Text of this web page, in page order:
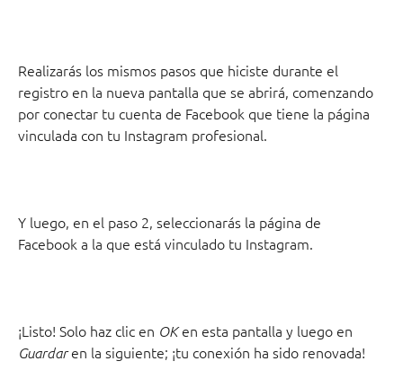
Realizarás los mismos pasos que hiciste durante el
registro en la nueva pantalla que se abrirá, comenzando
por conectar tu cuenta de Facebook que tiene la página
vinculada con tu Instagram profesional.
Y luego, en el paso 2, seleccionarás la página de
Facebook a la que está vinculado tu Instagram.
¡Listo! Solo haz clic en OK en esta pantalla y luego en
Guardar en la siguiente; ¡tu conexión ha sido renovada!